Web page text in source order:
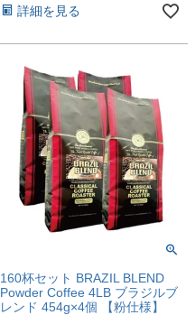
詳細を見る
160杯セット BRAZIL BLEND
Powder Coffee 4LB ブラジルブ
レンド 454g×4個 【粉仕様】